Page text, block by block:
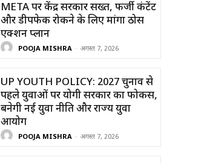
META पर केंद्र सरकार सख्त, फर्जी कंटेंट
और डीपफेक रोकने के लिए मांगा ठोस
एक्शन प्लान
POOJA MISHRA - अगस्त 7, 2026
UP YOUTH POLICY: 2027 चुनाव से
पहले युवाओं पर योगी सरकार का फोकस,
बनेगी नई युवा नीति और राज्य युवा
आयोग
POOJA MISHRA - अगस्त 7, 2026